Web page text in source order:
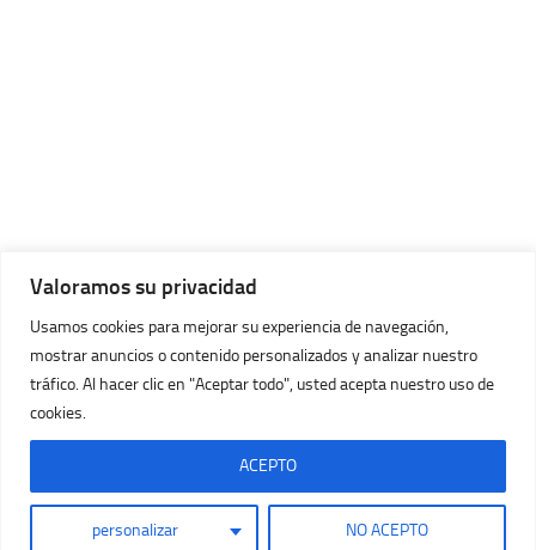
Valoramos su privacidad
Usamos cookies para mejorar su experiencia de navegación,
mostrar anuncios o contenido personalizados y analizar nuestro
tráfico. Al hacer clic en "Aceptar todo", usted acepta nuestro uso de
cookies.
personalizar NO ACEPTO
ACEPTO
Imágenes Huracán © 2026. Todos los Derechos Reservados.